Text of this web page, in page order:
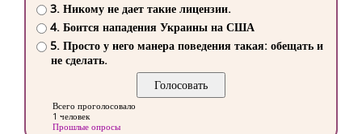
3. Никому не дает такие лицензии.
4. Боится нападения Украины на США
5. Просто у него манера поведения такая: обещать и
не сделать.
Всего проголосовало
1 человек
Прошлые опросы